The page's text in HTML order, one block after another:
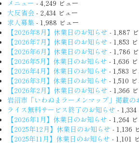
メニュー - 4,249 ビュー
大反省会 - 2,434 ビュー
求人募集 - 1,988 ビュー
【2026年8月】休業日のお知らせ - 1,887
【2026年7月】休業日のお知らせ - 1,853
【2026年6月】休業日のお知らせ - 1,786
【2026年5月】休業日のお知らせ - 1,636
【2026年4月】休業日のお知らせ - 1,583
【2026年3月】休業日のお知らせ - 1,510
【2026年2月】休業日のお知らせ - 1,366
岩沼市「いわぬまラーメンマップ」掲載の
ライス無料サービス終了のお知らせ - 1,334
【2026年1月】休業日のお知らせ - 1,264
【2025年12月】休業日のお知らせ - 1,136
【2025年11月】休業日のお知らせ - 1,101